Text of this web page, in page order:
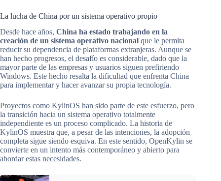
La lucha de China por un sistema operativo propio
Desde hace años, China ha estado trabajando en la
creación de un sistema operativo nacional que le permita
reducir su dependencia de plataformas extranjeras. Aunque se
han hecho progresos, el desafío es considerable, dado que la
mayor parte de las empresas y usuarios siguen prefiriendo
Windows. Este hecho resalta la dificultad que enfrenta China
para implementar y hacer avanzar su propia tecnología.
Proyectos como KylinOS han sido parte de este esfuerzo, pero
la transición hacia un sistema operativo totalmente
independiente es un proceso complicado. La historia de
KylinOS muestra que, a pesar de las intenciones, la adopción
completa sigue siendo esquiva. En este sentido, OpenKylin se
convierte en un intento más contemporáneo y abierto para
abordar estas necesidades.